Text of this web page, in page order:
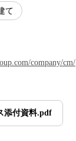
て
company/cm/
添付資料.pdf